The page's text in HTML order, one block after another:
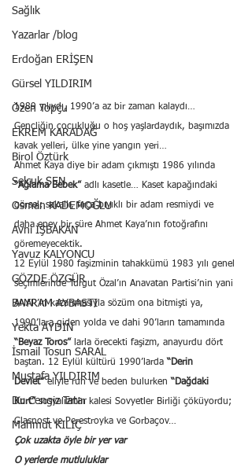
Sağlık
Yazarlar /blog
Erdoğan ERİŞEN
Gürsel YILDIRIM
Özen Topçu
EKREM KARADAĞ
Birol Öztürk
Selçuk ŞEN
Osman KADEMOĞLU
Avni İŞBAKAN
Yavuz KALYONCU
GÖZDE ÖZGÜR
BAYRAM AYBASTI
Yekta AYDIN
İsmail Tosun SARAL
Mustafa YILDIRIM
Dr. Cengiz Tatar
Mahmut KILIÇ
1989 yılıydı, 1990’a az bir zaman kalaydı…
Gençliğin çocukluğu o hoş yaşlardaydık, başımızda
kavak yelleri, ülke yine yangın yeri…
Ahmet Kaya diye bir adam çıkmıştı 1986 yılında
“Ağlama Bebek” adlı kasetle… Kaset kapağındaki
görsel; sakallı, fırça bıyıklı bir adam resmiydi ve
daha epey bir süre Ahmet Kaya’nın fotoğrafını
göremeyecektik.
12 Eylül 1980 faşizminin tahakkümü 1983 yılı genel
seçimlerinde Turgut Özal’ın Anavatan Partisi’nin yani
ANAP’ın kazanmasıyla sözüm ona bitmişti ya,
1990’lara giden yolda ve dahi 90’ların tamamında
“Beyaz Toros” larla örecekti faşizm, anayurdu dört
baştan. 12 Eylül kültürü 1990’larda “Derin
Devlet” eliyle ruh ve beden bulurken “Dağdaki
Kurt” sosyalizmin kalesi Sovyetler Birliği çöküyordu;
Glasnost ve Perestroyka ve Gorbaçov…
Çok uzakta öyle bir yer var
O yerlerde mutluluklar